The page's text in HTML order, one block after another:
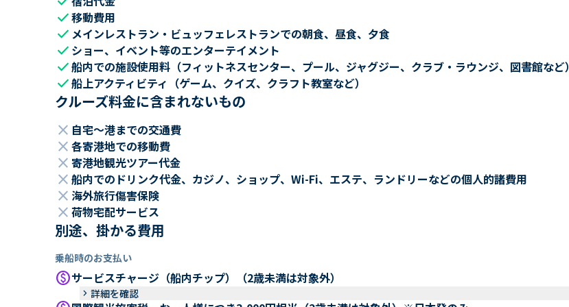
check移動費用
check メインレストラン・ビュッフェレストランでの朝食、昼食、夕食
check ショー、イベント等のエンターテイメント
check船内での施設使用料（フィットネスセンター、プール、ジャグジー、クラブ・ラウンジ、図書館など）
check船上アクティビティ（ゲーム、クイズ、クラフト教室など）
クルーズ料金に含まれないもの
close 自宅～港までの交通費
close 各寄港地での移動費
close 寄港地観光ツアー代金
close 船内でのドリンク代金、カジノ、ショップ、Wi-Fi、エステ、ランドリーなどの個人的諸費用
close 海外旅行傷害保険
close 荷物宅配サービス
別途、掛かる費用
乗船時のお支払い
paidサービスチャージ（船内チップ）（2歳未満は対象外）
keyboard_arrow_right 詳細を確認